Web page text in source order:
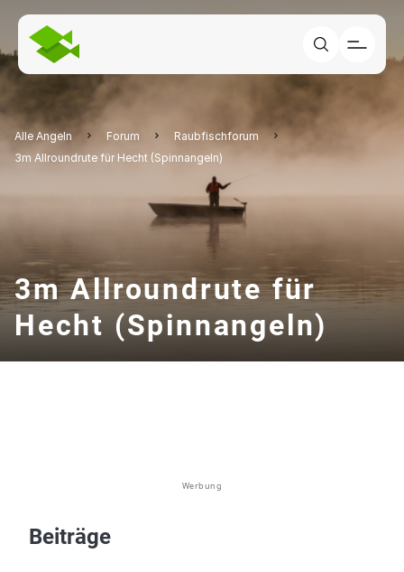
Alle Angeln Forum
Raubfischforum
3m Allroundrute für Hecht (Spinnangeln)
3m Allroundrute für
Hecht (Spinnangeln)
Werbung
Beiträge